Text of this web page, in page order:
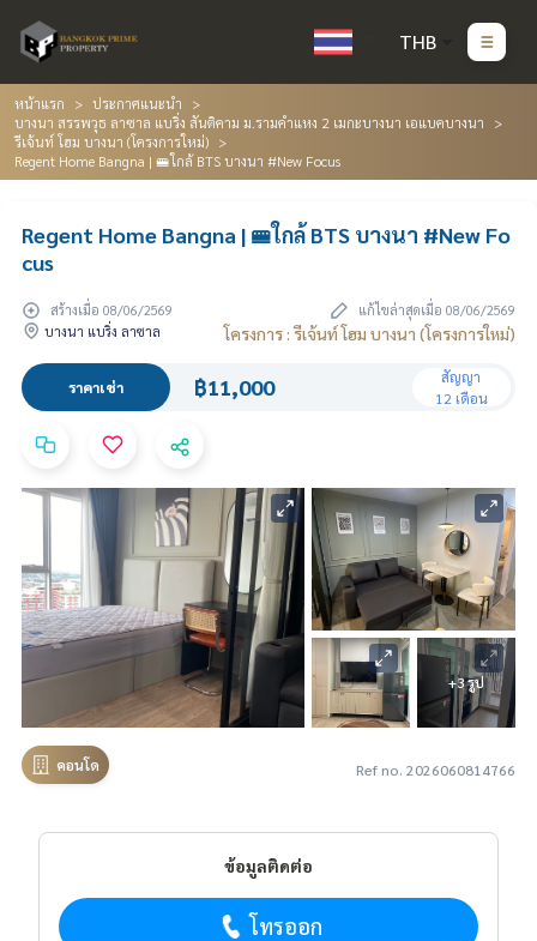
THB
หน้าแรก
ประกาศแนะนำ
บางนา สรรพวุธ ลาซาล แบริ่ง สันติคาม ม.รามคำแหง 2 เมกะบางนา เอแบคบางนา
รีเจ้นท์ โฮม บางนา (โครงการใหม่)
Regent Home Bangna | 🚝ใกล้ BTS บางนา #New Focus
Regent Home Bangna | 🚝ใกล้ BTS บางนา #New Fo
cus
สร้างเมื่อ 08/06/2569
แก้ไขล่าสุดเมื่อ 08/06/2569
บางนา แบริ่ง ลาซาล
โครงการ : รีเจ้นท์ โฮม บางนา (โครงการใหม่)
ราคาเช่า ฿11,000
สัญญา
12 เดือน
+3 รูป
คอนโด Ref no. 2026060814766
ข้อมูลติดต่อ
โทรออก